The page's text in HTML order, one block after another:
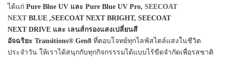
ได้แก่ Pure Blue UV และ Pure Blue UV Pro, SEECOAT
NEXT BLUE ,SEECOAT NEXT BRIGHT, SEECOAT
NEXT DRIVE และ เลนส์กรองแสงเปลี่ยนสี
อัจฉริยะ Transitions®️ Gen8 ที่ตอบโจทย์ทุกไลฟ์สไตล์แสงในชีวิต
ประจำวัน ให้เราได้สนุกกับทุกกิจกรรรมได้แบบไร้ขีดจำกัดเพื่อรสชาติ